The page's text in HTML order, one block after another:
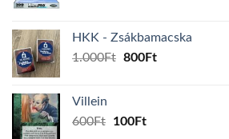
160Ft.150Ft.
HKK - Zsákbamacska
1.000Ft Original
800FtCurrent
Villein
600Ft
Original
100FtCurrent